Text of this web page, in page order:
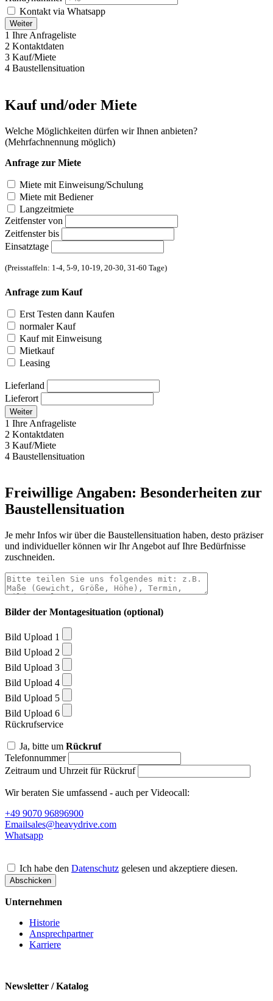
Kontakt via Whatsapp
Weiter
1 Ihre Anfrageliste
2 Kontaktdaten
3 Kauf/Miete
4 Baustellensituation
Kauf und/oder Miete
Welche Möglichkeiten dürfen wir Ihnen anbieten?
(Mehrfachnennung möglich)
Anfrage zur Miete
Miete mit Einweisung/Schulung
Miete mit Bediener
Langzeitmiete
Zeitfenster von
Zeitfenster bis
Einsatztage
(Preisstaffeln: 1-4, 5-9, 10-19, 20-30, 31-60 Tage)
Anfrage zum Kauf
Erst Testen dann Kaufen
normaler Kauf
Kauf mit Einweisung
Mietkauf
Leasing
Lieferland
Lieferort
Weiter
1 Ihre Anfrageliste
2 Kontaktdaten
3 Kauf/Miete
4 Baustellensituation
Freiwillige Angaben: Besonderheiten zur
Baustellensituation
Je mehr Infos wir über die Baustellensituation haben, desto präziser
und individueller können wir Ihr Angebot auf Ihre Bedürfnisse
zuschneiden.
Bilder der Montagesituation (optional)
Bild Upload 1
Bild Upload 2
Bild Upload 3
Bild Upload 4
Bild Upload 5
Bild Upload 6
Rückrufservice
Ja, bitte um Rückruf
Telefonnummer
Zeitraum und Uhrzeit für Rückruf
Wir beraten Sie umfassend - auch per Videocall:
+49 9070 96896900
Emailsales@heavydrive.com
Whatsapp
Ich habe den Datenschutz gelesen und akzeptiere diesen.
Abschicken
Unternehmen
Historie
Ansprechpartner
Karriere
Newsletter / Katalog